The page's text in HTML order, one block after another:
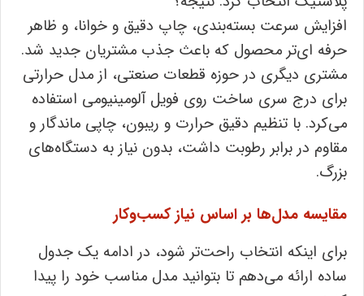
افزایش سرعت بسته‌بندی، چاپ دقیق و خوانا، و ظاهر
حرفه ‌ای‌تر محصول که باعث جذب مشتریان جدید شد.
مشتری دیگری در حوزه قطعات صنعتی، از مدل حرارتی
برای درج سری ساخت روی فویل آلومینیومی استفاده
می‌کرد. با تنظیم دقیق حرارت و ریبون، چاپی ماندگار و
مقاوم در برابر رطوبت داشت، بدون نیاز به دستگاه‌های
بزرگ.
مقایسه مدل‌ها بر اساس نیاز کسب‌وکار
برای اینکه انتخاب راحت‌تر شود، در ادامه یک جدول
ساده ارائه می‌دهم تا بتوانید مدل مناسب خود را پیدا